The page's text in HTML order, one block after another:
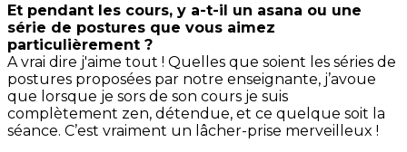
Et pendant les cours, y a-t-il un asana ou une
série de postures que vous aimez
particulièrement ?
A vrai dire j'aime tout ! Quelles que soient les séries de
postures proposées par notre enseignante, j’avoue
que lorsque je sors de son cours je suis
complètement zen, détendue, et ce quelque soit la
séance. C’est vraiment un lâcher-prise merveilleux !